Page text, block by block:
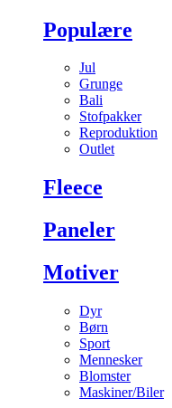
Populære
Jul
Grunge
Bali
Stofpakker
Reproduktion
Outlet
Fleece
Paneler
Motiver
Dyr
Børn
Sport
Mennesker
Blomster
Maskiner/Biler